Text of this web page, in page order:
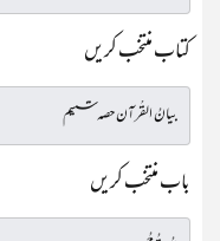
کتاب منتخب کریں
باب منتخب کریں